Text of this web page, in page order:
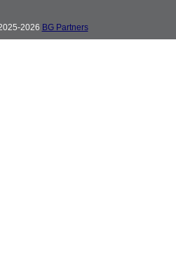
2026 BG Partners